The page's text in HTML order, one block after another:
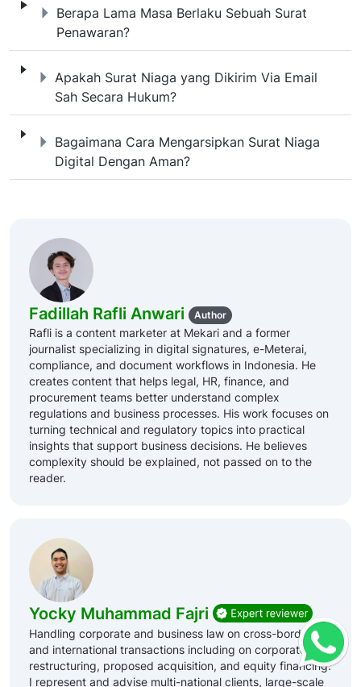
Berapa Lama Masa Berlaku Sebuah Surat
Penawaran?
Berapa Lama Masa Berlaku
Apakah Surat Niaga yang Dikirim Via Email
Sah Secara Hukum?
Apakah Surat Niaga yang Dikirim
Bagaimana Cara Mengarsipkan Surat Niaga
Digital Dengan Aman?
Bagaimana Cara Mengarsipkan
Fadillah Rafli Anwari Author
Rafli is a content marketer at Mekari and a former
journalist specializing in digital signatures, e-Meterai,
compliance, and document workflows in Indonesia. He
creates content that helps legal, HR, finance, and
procurement teams better understand complex
regulations and business processes. His work focuses on
turning technical and regulatory topics into practical
insights that support business decisions. He believes
complexity should be explained, not passed on to the
reader.
Yocky Muhammad Fajri
Handling corporate and business law on cross-border
and international transactions including on corporate
restructuring, proposed acquisition, and equity financing.
I represent and advise multi-national clients, large-scale